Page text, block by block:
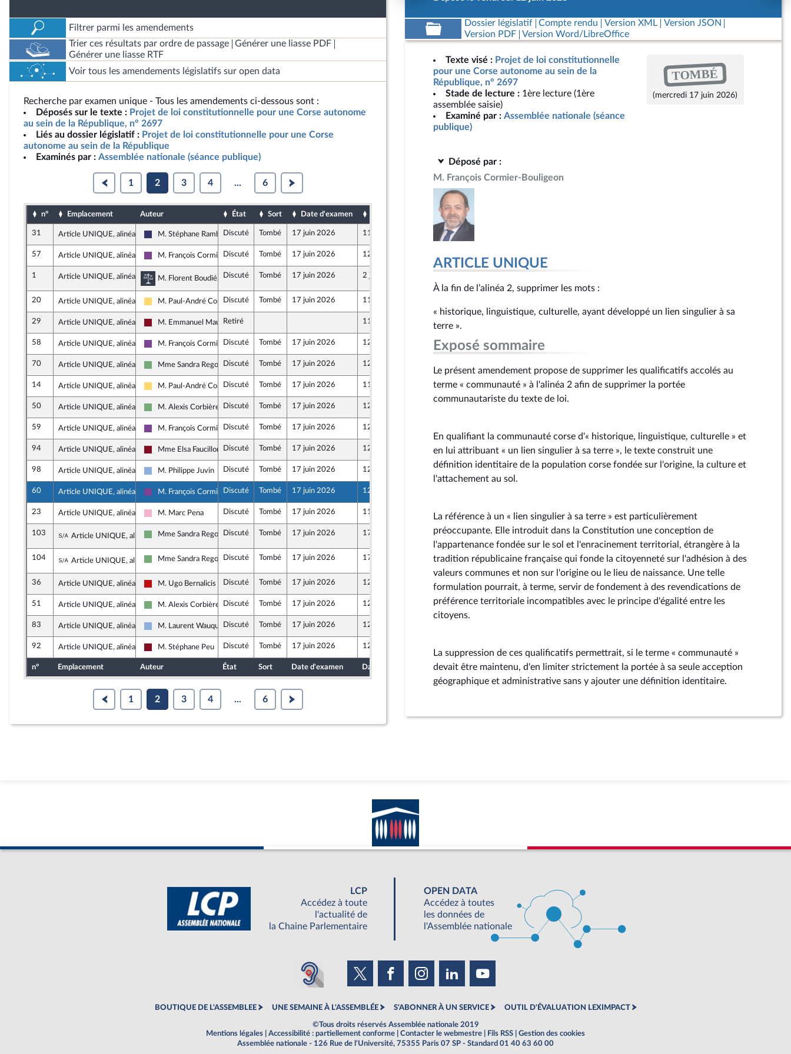
Filtrer parmi les amendements
Trier ces résultats par ordre de passage
Générer une liasse PDF
Générer une liasse RTF
Voir tous les amendements législatifs sur open data
Recherche par examen unique - Tous les amendements ci-dessous sont :
Déposés sur le texte : Projet de loi constitutionnelle pour une Corse autonome
au sein de la République, n° 2697
Liés au dossier législatif : Projet de loi constitutionnelle pour une Corse
autonome au sein de la République
Examinés par : Assemblée nationale (séance publique)
1 2 3 4 ... 6
n° Emplacement Auteur État Sort Date d'examen
31 Article UNIQUE, alinéa 2
Rassemblement National
M. Stéphane RambaudDiscuté Tombé 17 juin 2026 11 juin 2026
57 Article UNIQUE, alinéa 2
Ensemble pour la République
M. François Cormier-Bouligeon
Discuté Tombé 17 juin 2026 12 juin 2026
1 Article UNIQUE, alinéa 2 Commission des lois constitutionnelles, de la législation et de l'administration générale de la République
M. Florent Boudié, rapporteur de la commission des lois
Discuté Tombé 17 juin 2026 2 juin 2026
20 Article UNIQUE, alinéa 2
Libertés, Indépendants, Outre-mer et Territoires
M. Paul-André Colombani
Discuté Tombé 17 juin 2026 11 juin 2026
29 Article UNIQUE, alinéa 2
Gauche Démocrate et Républicaine
M. Emmanuel MaurelRetiré 11 juin 2026
58 Article UNIQUE, alinéa 2
Ensemble pour la République
M. François Cormier-Bouligeon
Discuté Tombé 17 juin 2026 12 juin 2026
70 Article UNIQUE, alinéa 2
Écologiste et Social
Mme Sandra Regol Discuté Tombé 17 juin 2026 12 juin 2026
14 Article UNIQUE, alinéa 2
Libertés, Indépendants, Outre-mer et Territoires
M. Paul-André Colombani
Discuté Tombé 17 juin 2026 11 juin 2026
50 Article UNIQUE, alinéa 2
Écologiste et Social
M. Alexis Corbière Discuté Tombé 17 juin 2026 12 juin 2026
59 Article UNIQUE, alinéa 2
Ensemble pour la République
M. François Cormier-Bouligeon
Discuté Tombé 17 juin 2026 12 juin 2026
94 Article UNIQUE, alinéa 2
Gauche Démocrate et Républicaine
Mme Elsa Faucillon Discuté Tombé 17 juin 2026 12 juin 2026
98 Article UNIQUE, alinéa 2
Droite Républicaine
M. Philippe Juvin Discuté Tombé 17 juin 2026 12 juin 2026
60 Article UNIQUE, alinéa 2
Ensemble pour la République
M. François Cormier-Bouligeon
Discuté Tombé 17 juin 2026 12 juin 2026
23 Article UNIQUE, alinéa 2
Socialistes et apparentés
M. Marc Pena Discuté Tombé 17 juin 2026 11 juin 2026
103 Sous-amendement de l'amendement n°23
Article UNIQUE, alinéa 2Écologiste et Social
Mme Sandra Regol Discuté Tombé 17 juin 2026 17 juin 2026
104 Sous-amendement de l'amendement n°23
Article UNIQUE, alinéa 2Écologiste et Social
Mme Sandra Regol Discuté Tombé 17 juin 2026 17 juin 2026
36 Article UNIQUE, alinéa 2
La France insoumise - Nouveau Front Populaire
M. Ugo Bernalicis Discuté Tombé 17 juin 2026 12 juin 2026
51 Article UNIQUE, alinéa 2
Écologiste et Social
M. Alexis Corbière Discuté Tombé 17 juin 2026 12 juin 2026
83 Article UNIQUE, alinéa 2
Droite Républicaine
M. Laurent WauquiezDiscuté Tombé 17 juin 2026 12 juin 2026
92 Article UNIQUE, alinéa 2
Gauche Démocrate et Républicaine
M. Stéphane Peu Discuté Tombé 17 juin 2026 12 juin 2026
n° Emplacement Auteur État Sort Date d'examen Date de dépôt
1 2 3 4 ... 6
Dossier législatif Compte rendu Version XML
Version JSON
Version PDF
Version Word/LibreOffice
Texte visé : Projet de loi constitutionnelle
pour une Corse autonome au sein de la
République, n° 2697
Stade de lecture : 1ère lecture (1ère
assemblée saisie)
Examiné par : Assemblée nationale (séance
publique)
TOMBÉ
(mercredi 17 juin 2026)
Déposé par :
M. François Cormier-Bouligeon
ARTICLE UNIQUE
À la fin de l’alinéa 2, supprimer les mots :
« historique, linguistique, culturelle, ayant développé un lien singulier à sa
terre ».
Exposé sommaire
Le présent amendement propose de supprimer les qualificatifs accolés au
terme « communauté » à l'alinéa 2 afin de supprimer la portée
communautariste du texte de loi.
En qualifiant la communauté corse d'« historique, linguistique, culturelle » et
en lui attribuant « un lien singulier à sa terre », le texte construit une
définition identitaire de la population corse fondée sur l'origine, la culture et
l'attachement au sol.
La référence à un « lien singulier à sa terre » est particulièrement
préoccupante. Elle introduit dans la Constitution une conception de
l'appartenance fondée sur le sol et l'enracinement territorial, étrangère à la
tradition républicaine française qui fonde la citoyenneté sur l'adhésion à des
valeurs communes et non sur l'origine ou le lieu de naissance. Une telle
formulation pourrait, à terme, servir de fondement à des revendications de
préférence territoriale incompatibles avec le principe d'égalité entre les
citoyens.
La suppression de ces qualificatifs permettrait, si le terme « communauté »
devait être maintenu, d'en limiter strictement la portée à sa seule acception
géographique et administrative sans y ajouter une définition identitaire.
LCP
Accédez à toute
l'actualité de
la Chaine Parlementaire
OPEN DATA
Accédez à toutes
les données de
l'Assemblée nationale
BOUTIQUE DE L'ASSEMBLEE UNE SEMAINE À L'ASSEMBLÉE S'ABONNER À UN SERVICE OUTIL D'ÉVALUATION LEXIMPACT
©Tous droits réservés Assemblée nationale 2019
Mentions légales
Accessibilité : partiellement conforme Contacter le webmestre Fils RSS
Gestion des cookies
Assemblée nationale - 126 Rue de l'Université, 75355 Paris 07 SP - Standard 01 40 63 60 00